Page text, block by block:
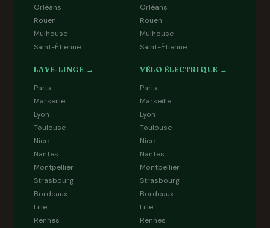
Orléans
Rouen
Mulhouse
Saint-Étienne
Orléans
Rouen
Mulhouse
Saint-Étienne
LAVE-LINGE →
Paris
Marseille
Lyon
Toulouse
Nice
Nantes
Montpellier
Strasbourg
Bordeaux
Lille
Rennes
VÉLO ÉLECTRIQUE →
Paris
Marseille
Lyon
Toulouse
Nice
Nantes
Montpellier
Strasbourg
Bordeaux
Lille
Rennes